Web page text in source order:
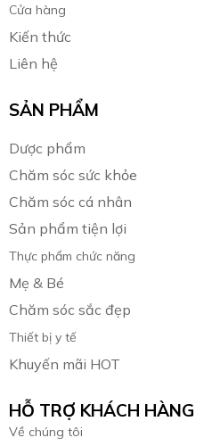
Cửa hàng
Kiến thức
Liên hệ
SẢN PHẨM
Dược phẩm
Chăm sóc sức khỏe
Chăm sóc cá nhân
Sản phẩm tiện lợi
Thực phẩm chức năng
Mẹ & Bé
Chăm sóc sắc đẹp
Thiết bị y tế
Khuyến mãi HOT
HỖ TRỢ KHÁCH HÀNG
Về chúng tôi